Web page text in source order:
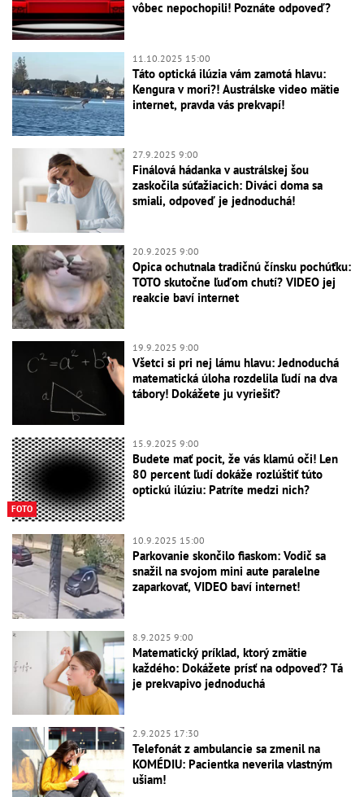
vôbec nepochopili! Poznáte odpoveď?
11.10.2025 15:00
Táto optická ilúzia vám zamotá hlavu:
Kengura v mori?! Austrálske video mätie
internet, pravda vás prekvapí!
27.9.2025 9:00
Finálová hádanka v austrálskej šou
zaskočila súťažiacich: Diváci doma sa
smiali, odpoveď je jednoduchá!
20.9.2025 9:00
Opica ochutnala tradičnú čínsku pochúťku:
TOTO skutočne ľuďom chutí? VIDEO jej
reakcie baví internet
19.9.2025 9:00
Všetci si pri nej lámu hlavu: Jednoduchá
matematická úloha rozdelila ľudí na dva
tábory! Dokážete ju vyriešiť?
FOTO
15.9.2025 9:00
Budete mať pocit, že vás klamú oči! Len
80 percent ľudí dokáže rozlúštiť túto
optickú ilúziu: Patríte medzi nich?
10.9.2025 15:00
Parkovanie skončilo fiaskom: Vodič sa
snažil na svojom mini aute paralelne
zaparkovať, VIDEO baví internet!
8.9.2025 9:00
Matematický príklad, ktorý zmätie
každého: Dokážete prísť na odpoveď? Tá
je prekvapivo jednoduchá
2.9.2025 17:30
Telefonát z ambulancie sa zmenil na
KOMÉDIU: Pacientka neverila vlastným
ušiam!